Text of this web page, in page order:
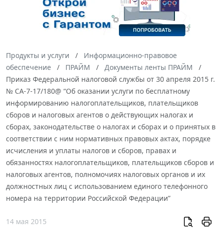
Продукты и услуги
Информационно-правовое
обеспечение
ПРАЙМ
Документы ленты ПРАЙМ
Приказ Федеральной налоговой службы от 30 апреля 2015 г.
№ СА-7-17/180@ “Об оказании услуги по бесплатному
информированию налогоплательщиков, плательщиков
сборов и налоговых агентов о действующих налогах и
сборах, законодательстве о налогах и сборах и о принятых в
соответствии с ним нормативных правовых актах, порядке
исчисления и уплаты налогов и сборов, правах и
обязанностях налогоплательщиков, плательщиков сборов и
налоговых агентов, полномочиях налоговых органов и их
должностных лиц с использованием единого телефонного
номера на территории Российской Федерации”
14 мая 2015